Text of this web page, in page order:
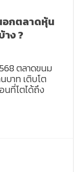
อกตลาดหุ้น
าง ?
ตลาดขนม
บาท เติบโต
นที่โตได้ถึง